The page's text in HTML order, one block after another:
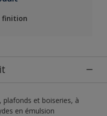
finition
plafonds et boiseries, à
en émulsion